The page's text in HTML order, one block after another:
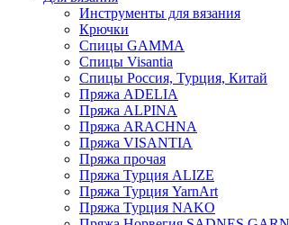
Инструменты для вязания
Крючки
Спицы GAMMA
Спицы Visantia
Спицы Россия, Турция, Китай
Пряжа ADELIA
Пряжа ALPINA
Пряжа ARACHNA
Пряжа VISANTIA
Пряжа прочая
Пряжа Турция ALIZE
Пряжа Турция YarnArt
Пряжа Турция NAKO